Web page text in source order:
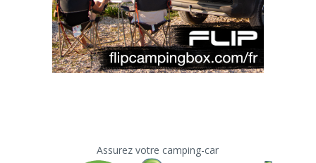
Assurez votre camping-car